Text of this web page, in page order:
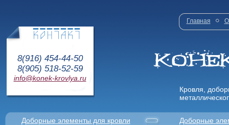
8(916) 454-44-50
8(905) 518-52-59
info@konek-krovlya.ru
Главная О
Кровля,
Доборные элементы для кровли Доборные